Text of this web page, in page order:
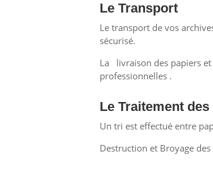
Le Transport
Le transport de vos
sécurisé.
La livraison des papiers et
professionnelles .
Le Traitement
Un tri est effectué entre
Destruction et Broyage